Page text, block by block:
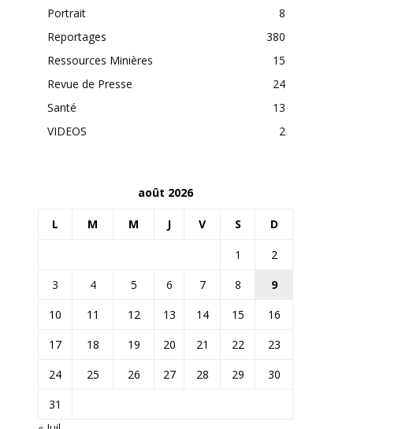
Portrait
8
Reportages
380
Ressources Minières
15
Revue de Presse
24
Santé
13
VIDEOS
2
août 2026
L M M J V S D
1
2
3
4 5 6 7 8
9
10
11 12 13 14 15
16
17
18 19 20 21 22
23
24
25 26 27 28 29
30
31